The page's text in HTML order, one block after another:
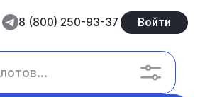
8 (800) 250-93-37 Войти